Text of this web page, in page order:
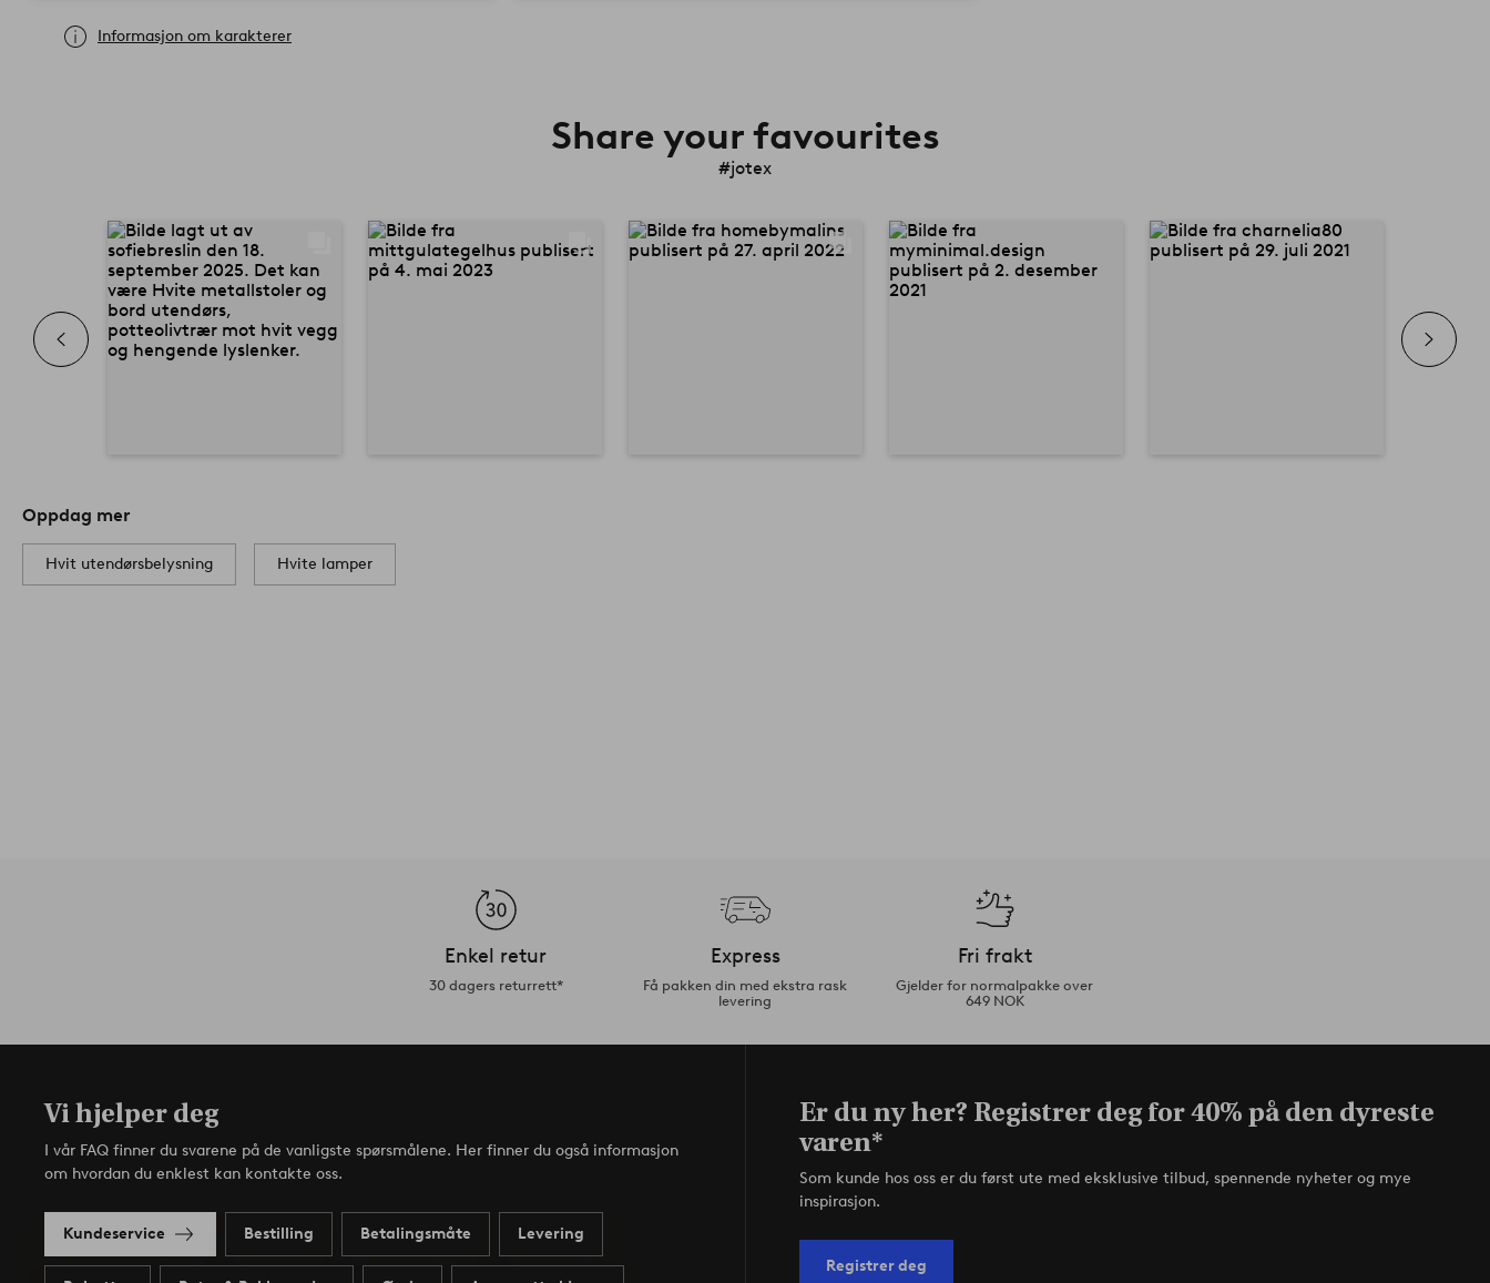
Informasjon om karakterer
Share your favourites
#jotex
Oppdag mer
Hvit utendørsbelysning Hvite lamper
Enkel retur
30 dagers returrett*
Express
Få pakken din med ekstra rask
levering
Fri frakt
Gjelder for normalpakke over
649 NOK
Vi hjelper deg
I vår FAQ finner du svarene på de vanligste spørsmålene. Her finner du også informasjon
om hvordan du enklest kan kontakte oss.
Kundeservice Bestilling Betalingsmåte Levering
Er du ny her? Registrer deg for 40% på den dyreste
varen*
Som kunde hos oss er du først ute med eksklusive tilbud, spennende nyheter og mye
inspirasjon.
Registrer deg